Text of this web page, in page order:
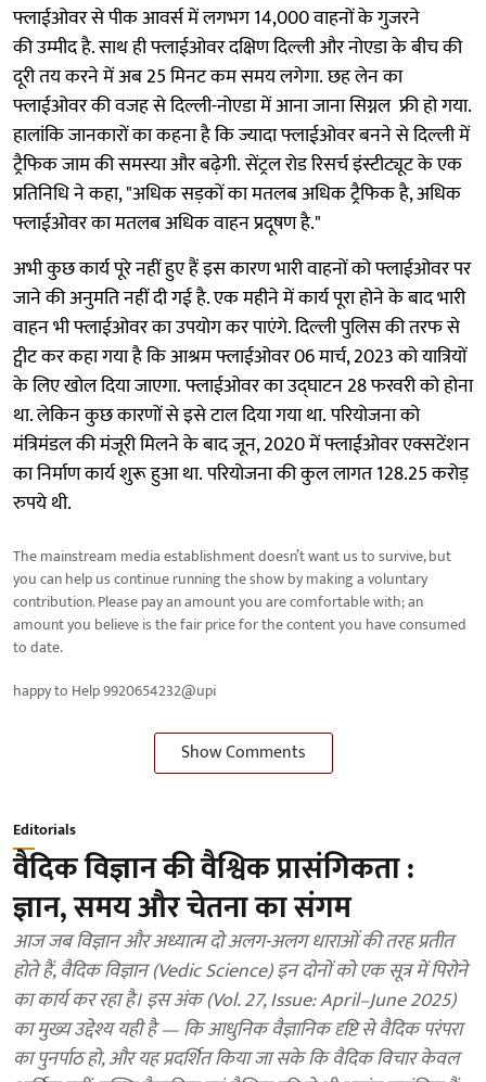
फ्लाईओवर से पीक आवर्स में लगभग 14,000 वाहनों के गुजरने
की उम्मीद है. साथ ही फ्लाईओवर दक्षिण दिल्ली और नोएडा के बीच की
दूरी तय करने में अब 25 मिनट कम समय लगेगा. छह लेन का
फ्लाईओवर की वजह से दिल्ली-नोएडा में आना जाना सिग्नल फ्री हो गया.
हालांकि जानकारों का कहना है कि ज्यादा फ्लाईओवर बनने से दिल्ली में
ट्रैफिक जाम की समस्या और बढ़ेगी. सेंट्रल रोड रिसर्च इंस्टीट्यूट के एक
प्रतिनिधि ने कहा, "अधिक सड़कों का मतलब अधिक ट्रैफिक है, अधिक
फ्लाईओवर का मतलब अधिक वाहन प्रदूषण है."
अभी कुछ कार्य पूरे नहीं हुए हैं इस कारण भारी वाहनों को फ्लाईओवर पर
जाने की अनुमति नहीं दी गई है. एक महीने में कार्य पूरा होने के बाद भारी
वाहन भी फ्लाईओवर का उपयोग कर पाएंगे. दिल्ली पुलिस की तरफ से
ट्वीट कर कहा गया है कि आश्रम फ्लाईओवर 06 मार्च, 2023 को यात्रियों
के लिए खोल दिया जाएगा. फ्लाईओवर का उद्घाटन 28 फरवरी को होना
था. लेकिन कुछ कारणों से इसे टाल दिया गया था. परियोजना को
मंत्रिमंडल की मंजूरी मिलने के बाद जून, 2020 में फ्लाईओवर एक्सटेंशन
का निर्माण कार्य शुरू हुआ था. परियोजना की कुल लागत 128.25 करोड़
रुपये थी.
The mainstream media establishment doesn’t want us to survive, but
you can help us continue running the show by making a voluntary
contribution. Please pay an amount you are comfortable with; an
amount you believe is the fair price for the content you have consumed
to date.
happy to Help 9920654232@upi
Show Comments
Editorials
वैदिक विज्ञान की वैश्विक प्रासंगिकता :
ज्ञान, समय और चेतना का संगम
आज जब विज्ञान और अध्यात्म दो अलग-अलग धाराओं की तरह प्रतीत
होते हैं, वैदिक विज्ञान (Vedic Science) इन दोनों को एक सूत्र में पिरोने
का कार्य कर रहा है। इस अंक (Vol. 27, Issue: April–June 2025)
का मुख्य उद्देश्य यही है — कि आधुनिक वैज्ञानिक दृष्टि से वैदिक परंपरा
का पुनर्पाठ हो, और यह प्रदर्शित किया जा सके कि वैदिक विचार केवल